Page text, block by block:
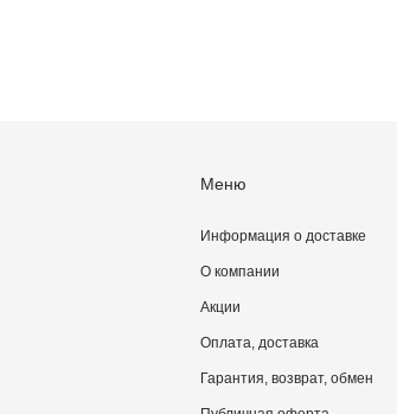
Меню
Информация о доставке
О компании
Акции
Оплата, доставка
Гарантия, возврат, обмен